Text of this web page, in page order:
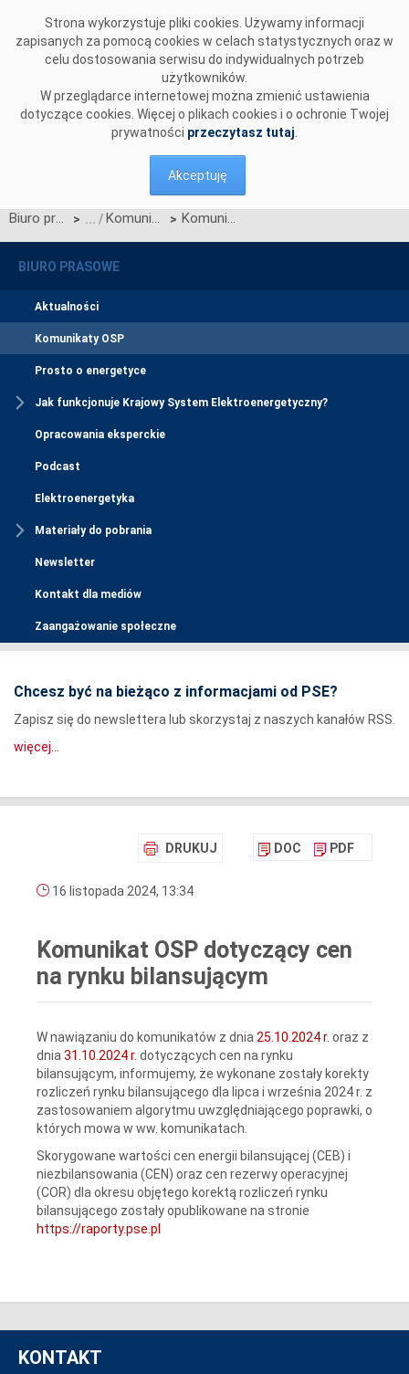
Strona wykorzystuje pliki cookies. Używamy informacji
zapisanych za pomocą cookies w celach statystycznych oraz w
celu dostosowania serwisu do indywidualnych potrzeb
użytkowników.
W przeglądarce internetowej można zmienić ustawienia
dotyczące cookies. Więcej o plikach cookies i o ochronie Twojej
prywatności przeczytasz tutaj
Akceptuję
Biuro prasowe > Komunikaty OSP > Komunikat OSP dotyczący cen na rynku bilansującym
BIURO PRASOWE
Aktualności
Komunikaty OSP
Prosto o energetyce
Jak funkcjonuje Krajowy System Elektroenergetyczny?
Opracowania eksperckie
Podcast
Elektroenergetyka
Materiały do pobrania
Newsletter
Kontakt dla mediów
Zaangażowanie społeczne
Chcesz być na bieżąco z informacjami od PSE?
Zapisz się do newslettera lub skorzystaj z naszych kanałów RSS.
więcej...
DRUKUJ DOC PDF
16 listopada 2024, 13:34
Komunikat OSP dotyczący cen
na rynku bilansującym
W nawiązaniu do komunikatów z dnia 25.10.2024 r. oraz z
dnia 31.10.2024 r. dotyczących cen na rynku
bilansującym, informujemy, że wykonane zostały korekty
rozliczeń rynku bilansującego dla lipca i września 2024 r. z
zastosowaniem algorytmu uwzględniającego poprawki, o
których mowa w ww. komunikatach.
Skorygowane wartości cen energii bilansującej (CEB) i
niezbilansowania (CEN) oraz cen rezerwy operacyjnej
(COR) dla okresu objętego korektą rozliczeń rynku
bilansującego zostały opublikowane na stronie
https://raporty.pse.pl
KONTAKT